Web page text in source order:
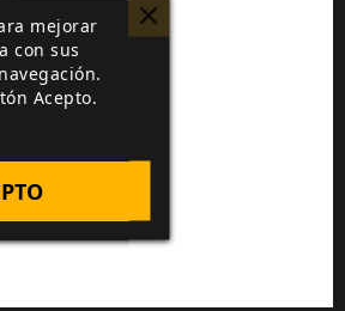
mejorar
con sus
Acepto.